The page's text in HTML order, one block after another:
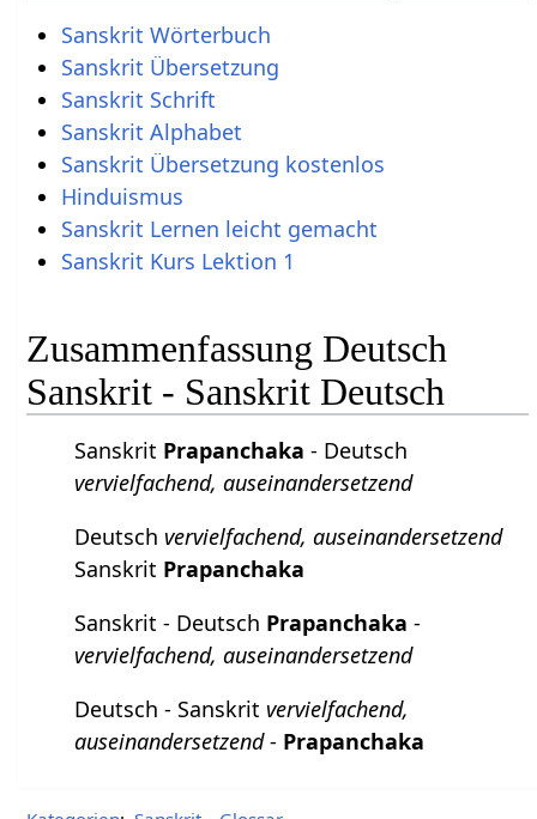
Sanskrit Wörterbuch
Sanskrit Übersetzung
Sanskrit Schrift
Sanskrit Alphabet
Sanskrit Übersetzung kostenlos
Hinduismus
Sanskrit Lernen leicht gemacht
Sanskrit Kurs Lektion 1
Zusammenfassung Deutsch
Sanskrit - Sanskrit Deutsch
Sanskrit Prapanchaka - Deutsch
vervielfachend, auseinandersetzend
Deutsch vervielfachend, auseinandersetzend
Sanskrit Prapanchaka
Sanskrit - Deutsch Prapanchaka -
vervielfachend, auseinandersetzend
Deutsch - Sanskrit vervielfachend,
auseinandersetzend- Prapanchaka